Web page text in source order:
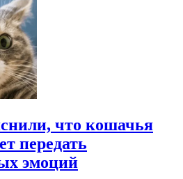
что кошачья
передать
эмоций